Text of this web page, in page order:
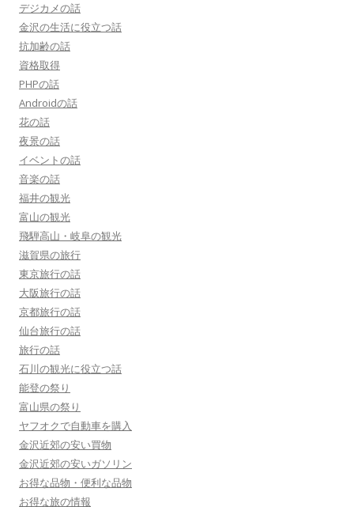
デジカメの話
金沢の生活に役立つ話
抗加齢の話
資格取得
PHPの話
Androidの話
花の話
夜景の話
イベントの話
音楽の話
福井の観光
富山の観光
飛騨高山・岐阜の観光
滋賀県の旅行
東京旅行の話
大阪旅行の話
京都旅行の話
仙台旅行の話
旅行の話
石川の観光に役立つ話
能登の祭り
富山県の祭り
ヤフオクで自動車を購入
金沢近郊の安い買物
金沢近郊の安いガソリン
お得な品物・便利な品物
お得な旅の情報